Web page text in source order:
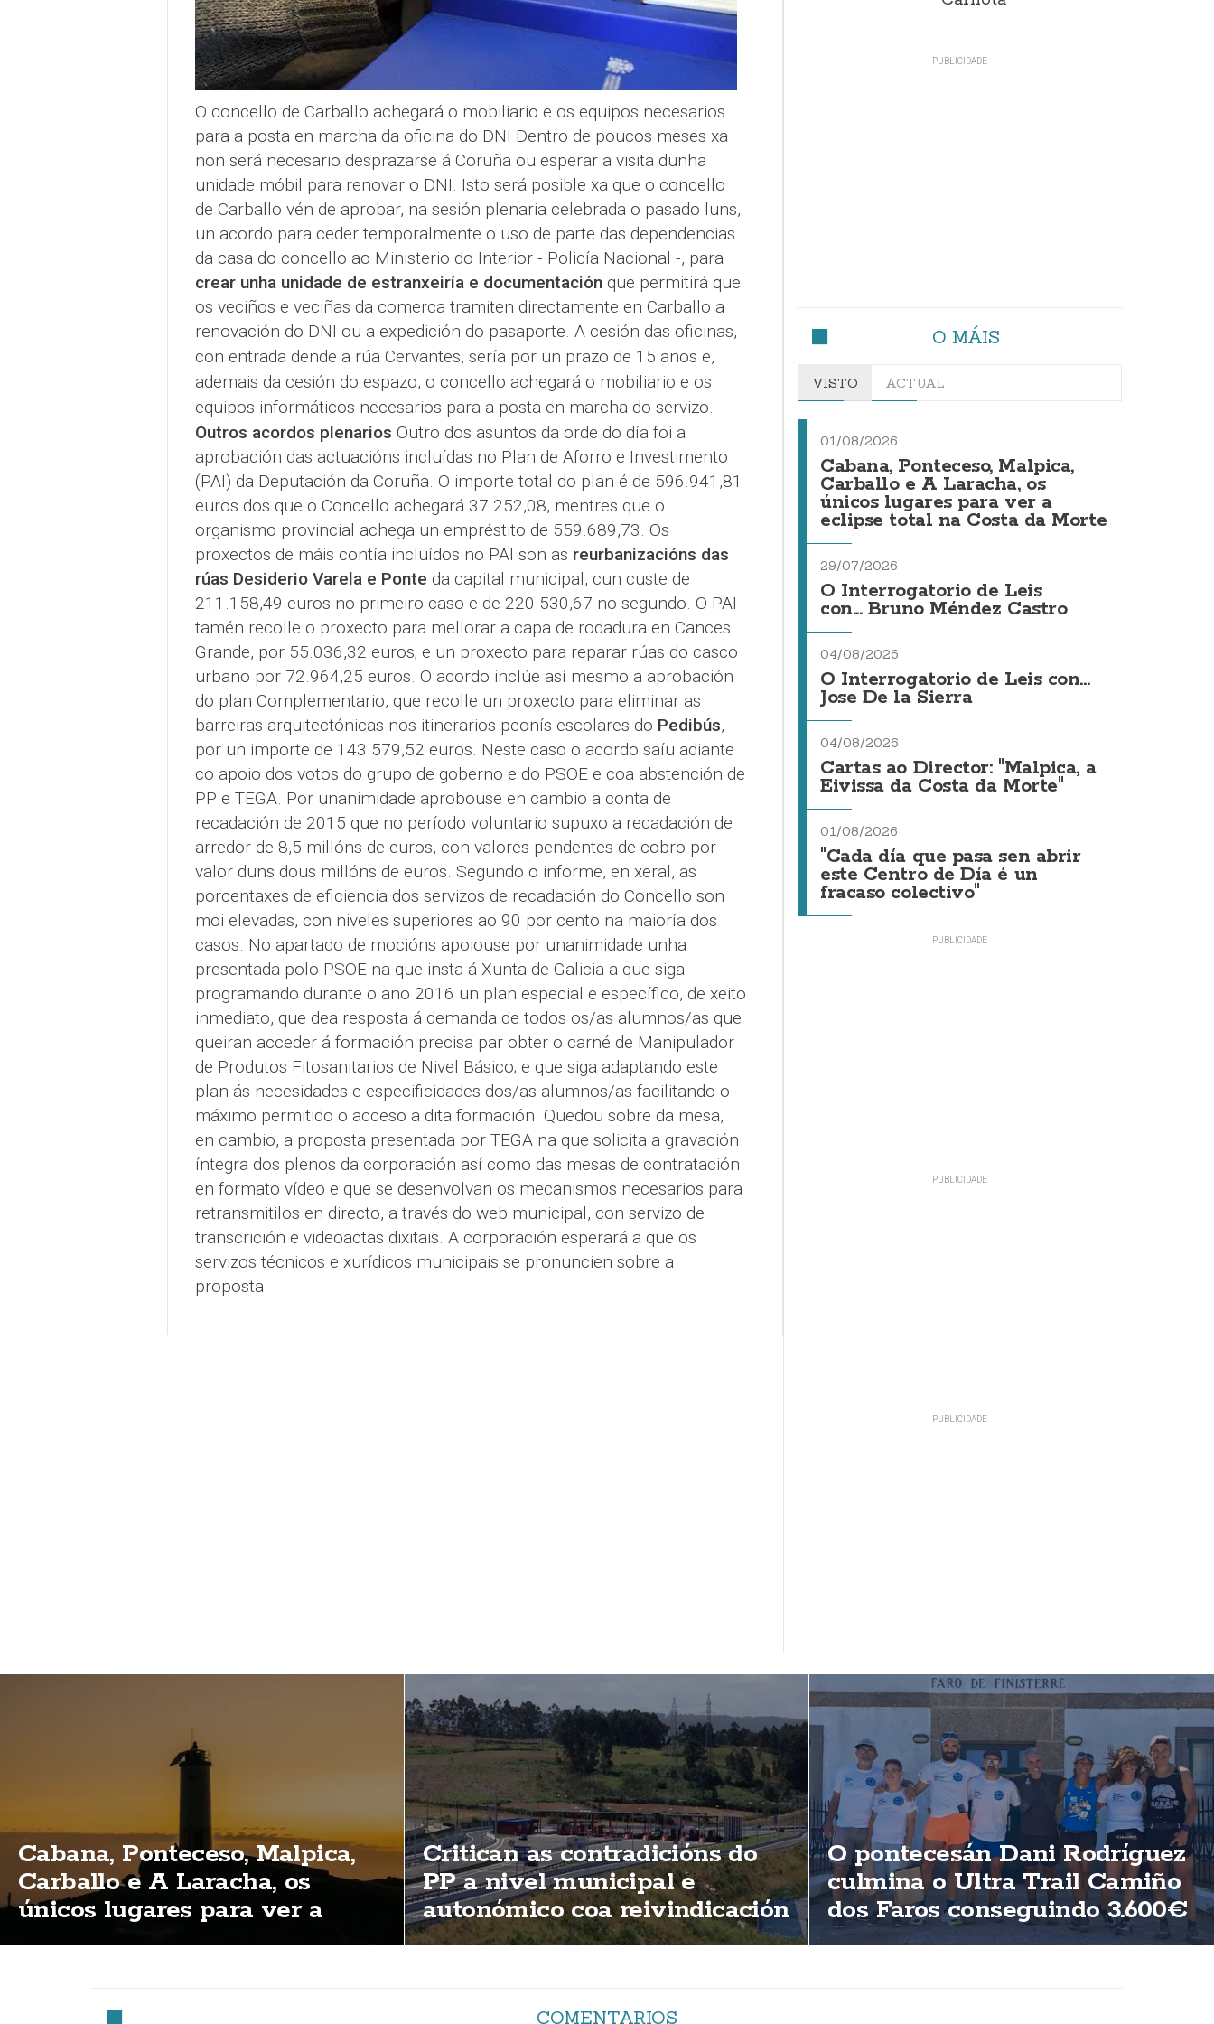
O concello de Carballo achegará o mobiliario e os equipos necesarios
para a posta en marcha da oficina do DNI Dentro de poucos meses xa
non será necesario desprazarse á Coruña ou esperar a visita dunha
unidade móbil para renovar o DNI. Isto será posible xa que o concello
de Carballo vén de aprobar, na sesión plenaria celebrada o pasado luns,
un acordo para ceder temporalmente o uso de parte das dependencias
da casa do concello ao Ministerio do Interior - Policía Nacional -, para
crear unha unidade de estranxeiría e documentaciónque permitirá que
os veciños e veciñas da comerca tramiten directamente en Carballo a
renovación do DNI ou a expedición do pasaporte. A cesión das oficinas,
con entrada dende a rúa Cervantes, sería por un prazo de 15 anos e,
ademais da cesión do espazo, o concello achegará o mobiliario e os
equipos informáticos necesarios para a posta en marcha do servizo.
Outros acordos plenarios Outro dos asuntos da orde do día foi a
aprobación das actuacións incluídas no Plan de Aforro e Investimento
(PAI) da Deputación da Coruña. O importe total do plan é de 596.941,81
euros dos que o Concello achegará 37.252,08, mentres que o
organismo provincial achega un empréstito de 559.689,73. Os
proxectos de máis contía incluídos no PAI son as reurbanizacións das
rúas Desiderio Varela e Ponte da capital municipal, cun custe de
211.158,49 euros no primeiro caso e de 220.530,67 no segundo. O PAI
tamén recolle o proxecto para mellorar a capa de rodadura en Cances
Grande, por 55.036,32 euros; e un proxecto para reparar rúas do casco
urbano por 72.964,25 euros. O acordo inclúe así mesmo a aprobación
do plan Complementario, que recolle un proxecto para eliminar as
barreiras arquitectónicas nos itinerarios peonís escolares do Pedibús,
por un importe de 143.579,52 euros. Neste caso o acordo saíu adiante
co apoio dos votos do grupo de goberno e do PSOE e coa abstención de
PP e TEGA. Por unanimidade aprobouse en cambio a conta de
recadación de 2015 que no período voluntario supuxo a recadación de
arredor de 8,5 millóns de euros, con valores pendentes de cobro por
valor duns dous millóns de euros. Segundo o informe, en xeral, as
porcentaxes de eficiencia dos servizos de recadación do Concello son
moi elevadas, con niveles superiores ao 90 por cento na maioría dos
casos. No apartado de mocións apoiouse por unanimidade unha
presentada polo PSOE na que insta á Xunta de Galicia a que siga
programando durante o ano 2016 un plan especial e específico, de xeito
inmediato, que dea resposta á demanda de todos os/as alumnos/as que
queiran acceder á formación precisa par obter o carné de Manipulador
de Produtos Fitosanitarios de Nivel Básico; e que siga adaptando este
plan ás necesidades e especificidades dos/as alumnos/as facilitando o
máximo permitido o acceso a dita formación. Quedou sobre da mesa,
en cambio, a proposta presentada por TEGA na que solicita a gravación
íntegra dos plenos da corporación así como das mesas de contratación
en formato vídeo e que se desenvolvan os mecanismos necesarios para
retransmitilos en directo, a través do web municipal, con servizo de
transcrición e videoactas dixitais. A corporación esperará a que os
servizos técnicos e xurídicos municipais se pronuncien sobre a
proposta.
O MÁIS
VISTO ACTUAL
01/08/2026
Cabana, Ponteceso, Malpica,
Carballo e A Laracha, os
únicos lugares para ver a
eclipse total na Costa da Morte
29/07/2026
O Interrogatorio de Leis
con... Bruno Méndez Castro
04/08/2026
O Interrogatorio de Leis con...
Jose De la Sierra
04/08/2026
Cartas ao Director: "Malpica, a
Eivissa da Costa da Morte"
01/08/2026
"Cada día que pasa sen abrir
este Centro de Día é un
fracaso colectivo"
Cabana, Ponteceso, Malpica,
Carballo e A Laracha, os
únicos lugares para ver a
eclipse total na Costa da
Critican as contradicións do
PP a nivel municipal e
autonómico coa reivindicación
de elimininación das peaxes
O pontecesán Dani Rodríguez
culmina o Ultra Trail Camiño
dos Faros conseguindo 3.600€
para ASFEGA
COMENTARIOS